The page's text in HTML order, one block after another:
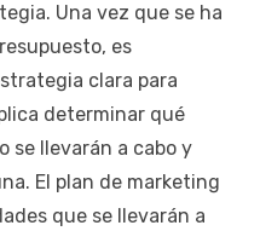
Una vez que se ha
es
clara para
determinar qué
se llevarán a cabo y
El plan de marketing
que se llevarán a